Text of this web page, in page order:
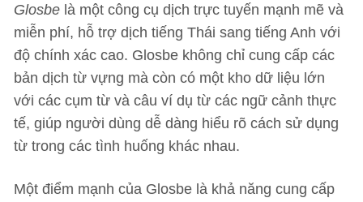
Glosbe là một công cụ dịch trực tuyến mạnh mẽ và
miễn phí, hỗ trợ dịch tiếng Thái sang tiếng Anh với
độ chính xác cao. Glosbe không chỉ cung cấp các
bản dịch từ vựng mà còn có một kho dữ liệu lớn
với các cụm từ và câu ví dụ từ các ngữ cảnh thực
tế, giúp người dùng dễ dàng hiểu rõ cách sử dụng
từ trong các tình huống khác nhau.
Một điểm mạnh của Glosbe là khả năng cung cấp